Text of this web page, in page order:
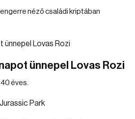
néző családi kriptában
ünnepel Lovas Rozi
éves.